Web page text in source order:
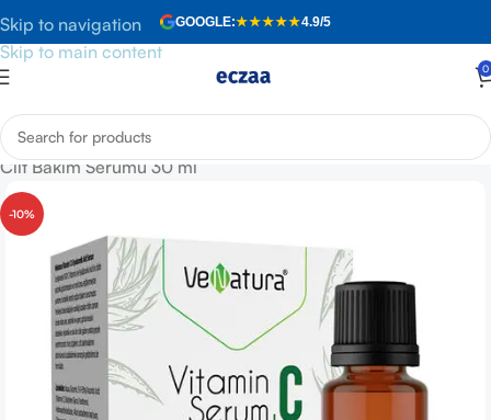
Skip to navigation
Skip to main content
GOOGLE:★★★★★4.9/5
0
Anasayfa» Mağaza
Cilt Bakım Serumu 30 ml
-10%